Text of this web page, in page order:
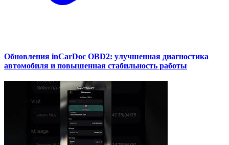
Обновления inCarDoc OBD2: улучшенная диагностика
автомобиля и повышенная стабильность работы